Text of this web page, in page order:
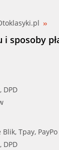
sposoby
DPD
Tpay, PayPo
DPD